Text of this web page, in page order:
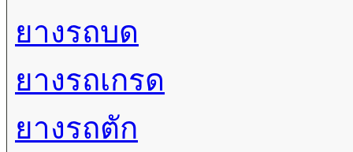
ยางรถบด
ยางรถเกรด
ยางรถตัก